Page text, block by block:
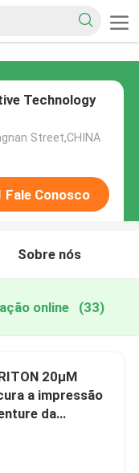
Technology
Street,CHINA
Fale Conosco
Sobre nós
online (33)
20μM
a impressão
da